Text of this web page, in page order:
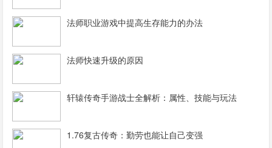
法师职业游戏中提高生存能力的办法
法师快速升级的原因
轩辕传奇手游战士全解析：属性、技能与玩法
1.76复古传奇：勤劳也能让自己变强